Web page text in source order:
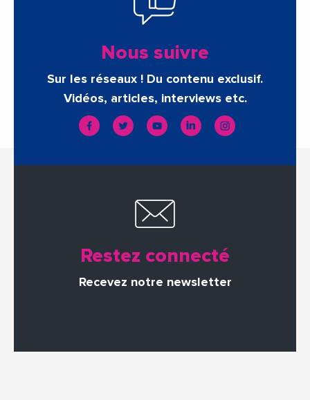
Nous suivre
Sur les réseaux ! Du contenu exclusif.
Vidéos, articles, interviews etc.
Restez connecté
Recevez notre newsletter